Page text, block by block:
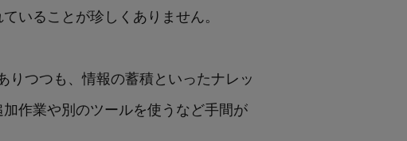
いることが珍しくありません。
つつも、情報の蓄積といったナレッ
作業や別のツールを使うなど手間が